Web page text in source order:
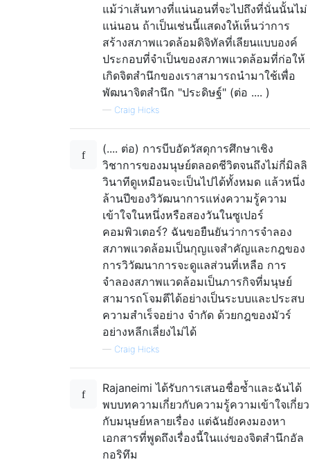
แม้ว่าเส้นทางที่แน่นอนที่จะไปถึงที่นั่นนั้นไม่
แน่นอน ถ้าเป็นเช่นนี้แสดงให้เห็นว่าการ
สร้างสภาพแวดล้อมดิจิทัลที่เลียนแบบองค์
ประกอบที่จำเป็นของสภาพแวดล้อมที่ก่อให้
เกิดจิตสำนึกของเราสามารถนำมาใช้เพื่อ
พัฒนาจิตสำนึก "ประดิษฐ์" (ต่อ .... )
— Craig Hicks
(.... ต่อ) การบีบอัดวัสดุการศึกษาเชิง
วิชาการของมนุษย์ตลอดชีวิตจนถึงไม่กี่มิลลิ
วินาทีดูเหมือนจะเป็นไปได้ทั้งหมด แล้วหนึ่ง
ล้านปีของวิวัฒนาการแห่งความรู้ความ
เข้าใจในหนึ่งหรือสองวันในซูเปอร์
คอมพิวเตอร์? ฉันขอยืนยันว่าการจำลอง
สภาพแวดล้อมเป็นกุญแจสำคัญและกฎของ
การวิวัฒนาการจะดูแลส่วนที่เหลือ การ
จำลองสภาพแวดล้อมเป็นภารกิจที่มนุษย์
สามารถโจมตีได้อย่างเป็นระบบและประสบ
ความสำเร็จอย่าง จำกัด ด้วยกฎของมัวร์
อย่างหลีกเลี่ยงไม่ได้
— Craig Hicks
Rajaneimi ได้รับการเสนอชื่อซ้ำและฉันได้
พบบทความเกี่ยวกับความรู้ความเข้าใจเกี่ยว
กับมนุษย์หลายเรื่อง แต่ฉันยังคงมองหา
เอกสารที่พูดถึงเรื่องนี้ในแง่ของจิตสำนึกอัล
กอริทึม